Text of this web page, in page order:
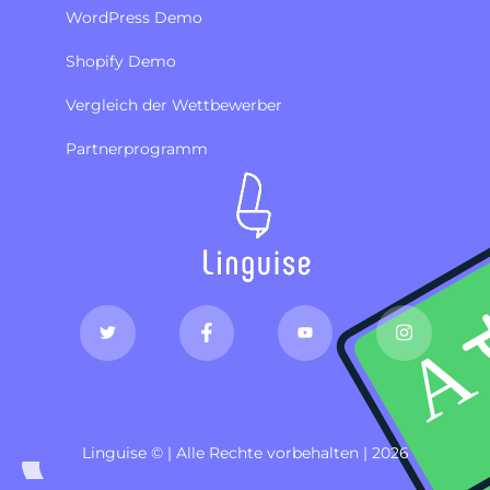
WordPress Demo
Shopify Demo
Vergleich der Wettbewerber
Partnerprogramm
Linguise © | Alle Rechte vorbehalten | 2026